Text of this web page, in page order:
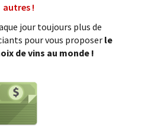
autres !
jour toujours plus de
pour vous proposer le
de vins au monde !